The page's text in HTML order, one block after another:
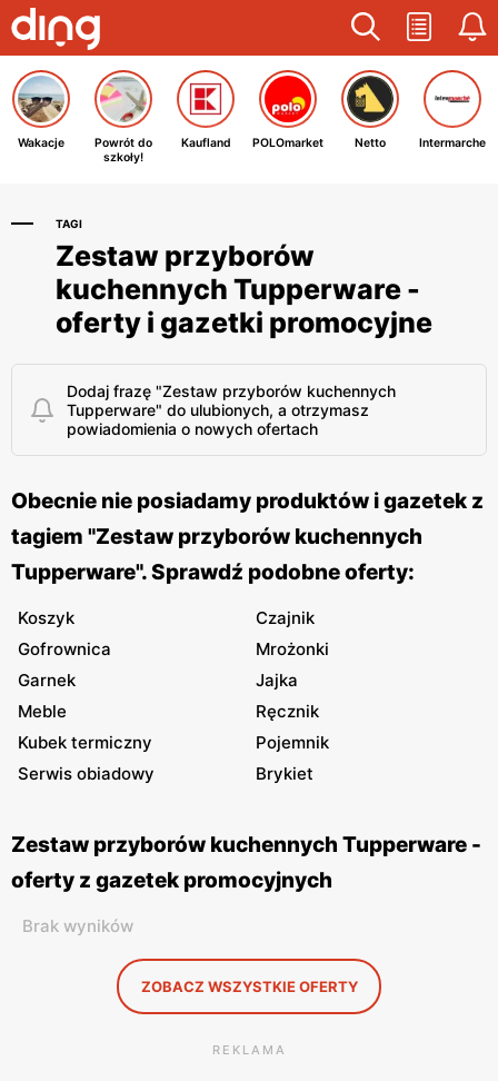
Wakacje
Powrót do
szkoły!
Kaufland POLOmarket Netto Intermarche
TAGI
Zestaw przyborów
kuchennych Tupperware -
oferty i gazetki promocyjne
Dodaj frazę "Zestaw przyborów kuchennych
Tupperware" do ulubionych, a otrzymasz
powiadomienia o nowych ofertach
Obecnie nie posiadamy produktów i gazetek z
tagiem "Zestaw przyborów kuchennych
Tupperware". Sprawdź podobne oferty:
Koszyk
Czajnik
Gofrownica
Mrożonki
Garnek
Jajka
Meble
Ręcznik
Kubek termiczny
Pojemnik
Serwis obiadowy
Brykiet
Zestaw przyborów kuchennych Tupperware -
oferty z gazetek promocyjnych
Brak wyników
ZOBACZ WSZYSTKIE OFERTY
REKLAMA